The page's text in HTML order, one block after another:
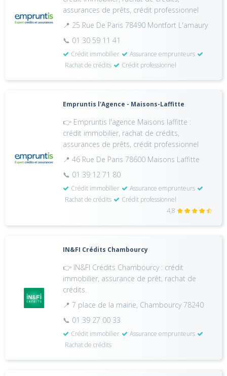
assurances de prêts, crédit professionnel
📍 25 Rue De Paris 78490 Montfort L'amaury
📞 01 30 59 11 41
Crédit immobilier
Assurance emprunteurs
Rachat de crédits
Crédit professionnel
Empruntis l'Agence - Maisons-Laffitte
👉 Empruntis l'agence Maisons laffitte :
crédit immobilier, rachat de crédits,
assurances de prêts, crédit professionnel
📍 46 Rue De Paris 78600 Maisons Laffitte
📞 01 39 12 71 80
Crédit immobilier
Assurance emprunteurs
Rachat de crédits
Crédit professionnel
4,8
IN&FI Crédits Chambourcy
👉 IN&FI Crédits Chambourcy : crédit
immobilier, assurance de prêt, rachat de
crédits.
📍 7 place de la mairie, Chambourcy 78240
📞 01 39 27 00 33
Crédit immobilier
Assurance emprunteurs
Rachat de crédits